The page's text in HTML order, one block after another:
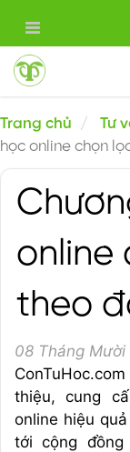
Trang chủ Tư
học online chọn
online
theo
08 Tháng
thiệu, cung
online hiệu
tới cộng